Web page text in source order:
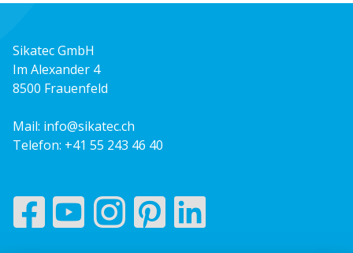
Sikatec GmbH
Im Alexander 4
8500 Frauenfeld
Mail: info@sikatec.ch
Telefon: +41 55 243 46 40